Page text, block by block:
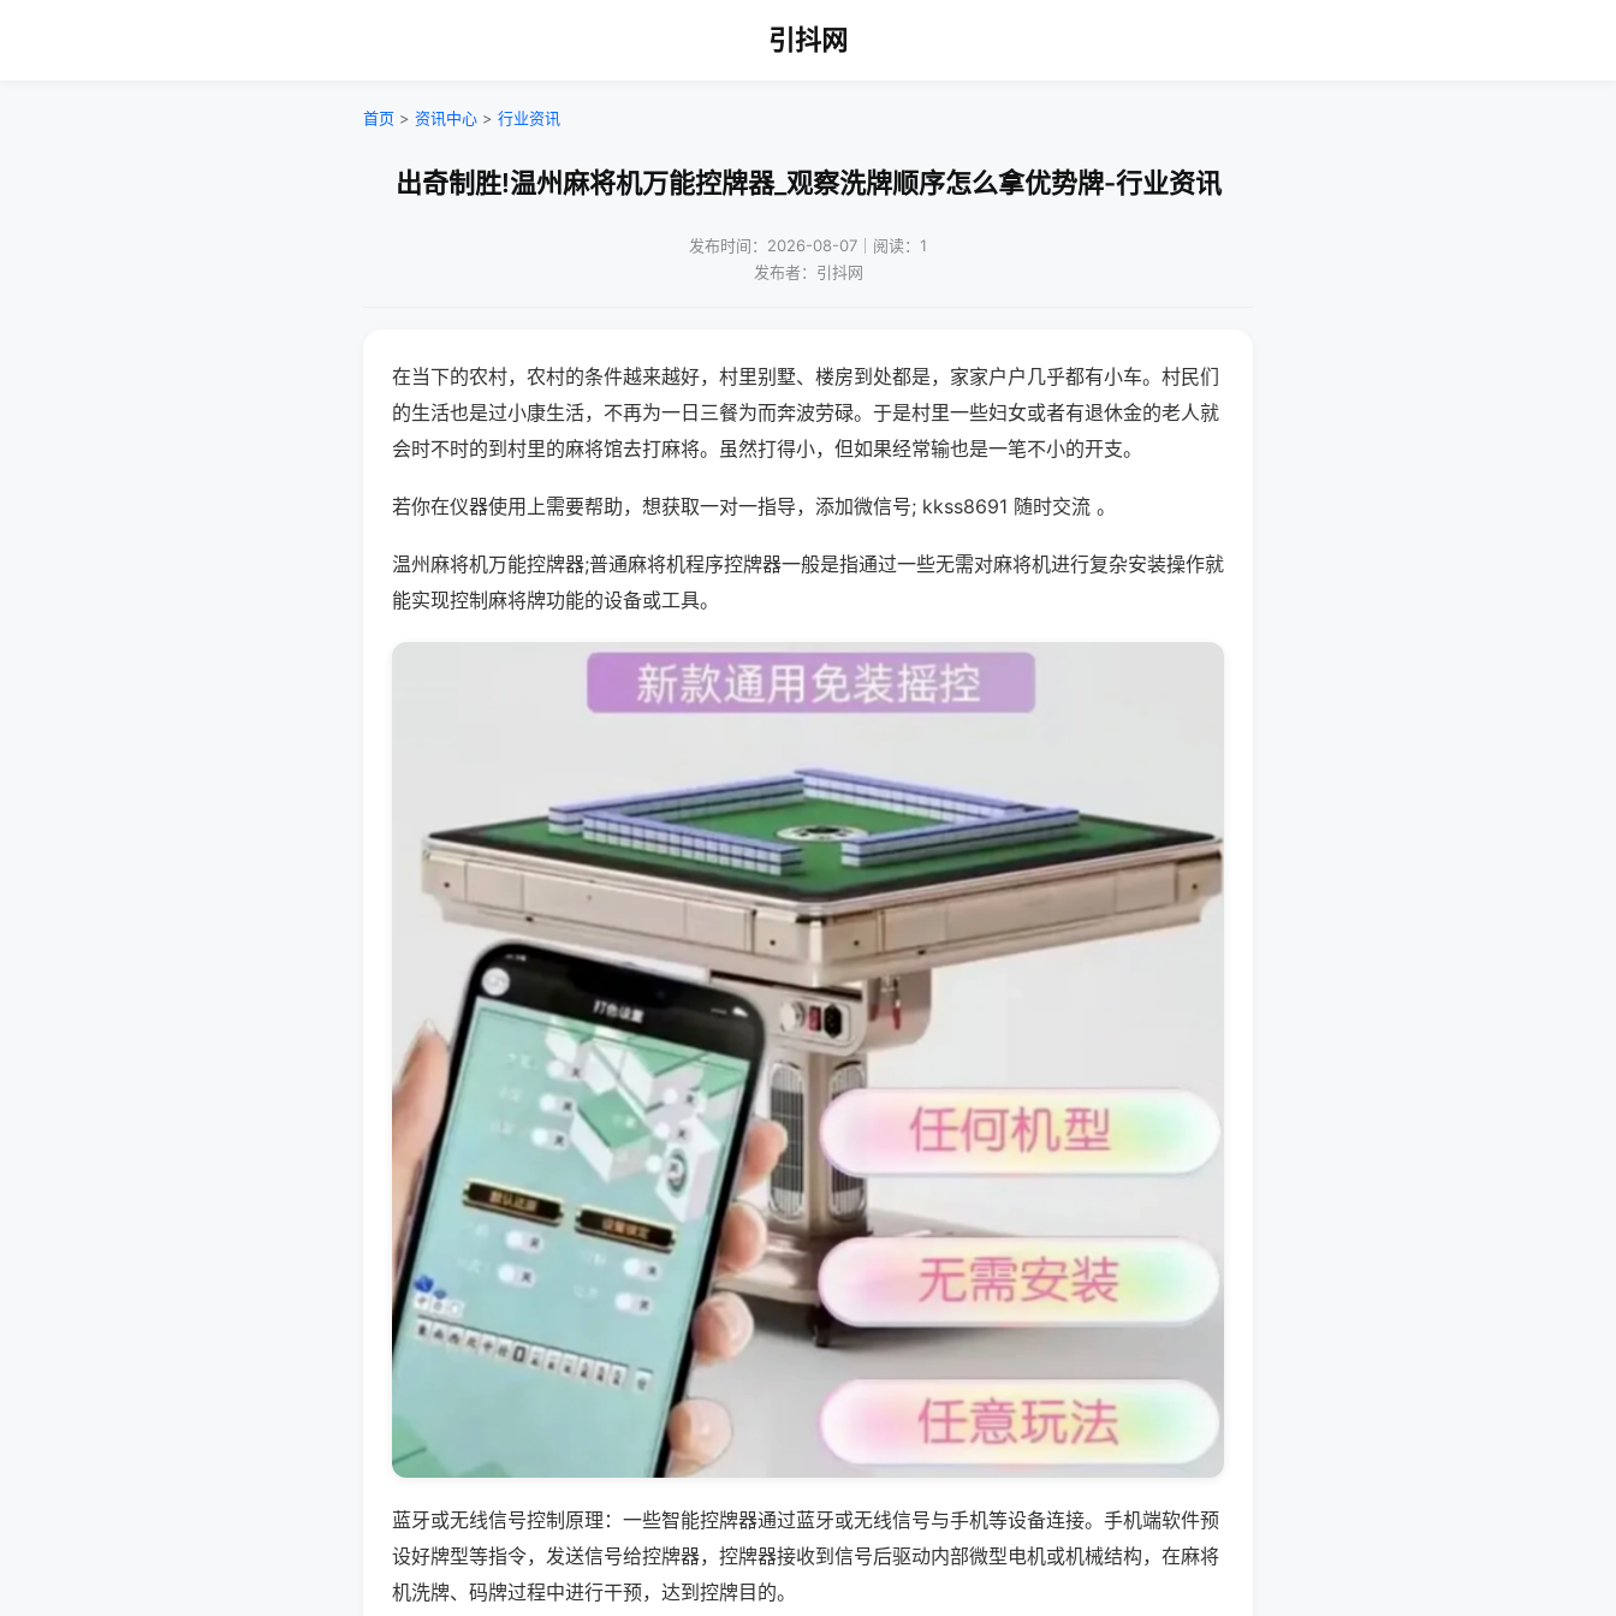
引抖网
首页 > 资讯中心 > 行业资讯
出奇制胜!温州麻将机万能控牌器_观察洗牌顺序怎么拿优势牌-行业资讯
发布时间：2026-08-07｜阅读：1
发布者：引抖网
在当下的农村，农村的条件越来越好，村里别墅、楼房到处都是，家家户户几乎都有小车。村民们
的生活也是过小康生活，不再为一日三餐为而奔波劳碌。于是村里一些妇女或者有退休金的老人就
会时不时的到村里的麻将馆去打麻将。虽然打得小，但如果经常输也是一笔不小的开支。
若你在仪器使用上需要帮助，想获取一对一指导，添加微信号; kkss8691 随时交流 。
温州麻将机万能控牌器;普通麻将机程序控牌器一般是指通过一些无需对麻将机进行复杂安装操作就
能实现控制麻将牌功能的设备或工具。
蓝牙或无线信号控制原理：一些智能控牌器通过蓝牙或无线信号与手机等设备连接。手机端软件预
设好牌型等指令，发送信号给控牌器，控牌器接收到信号后驱动内部微型电机或机械结构，在麻将
机洗牌、码牌过程中进行干预，达到控牌目的。